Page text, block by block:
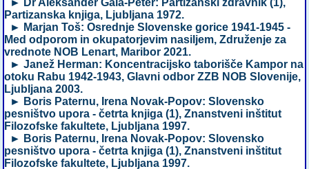
► Dr Aleksander Gala-Peter: Partizanski zdravnik (1),
Partizanska knjiga, Ljubljana 1972.
► Marjan Toš: Osrednje Slovenske gorice 1941-1945 -
Med odporom in okupatorjevim nasiljem, Združenje za
vrednote NOB Lenart, Maribor 2021.
► Janež Herman: Koncentracijsko taborišče Kampor na
otoku Rabu 1942-1943, Glavni odbor ZZB NOB Slovenije,
Ljubljana 2003.
► Boris Paternu, Irena Novak-Popov: Slovensko
pesništvo upora - četrta knjiga (1), Znanstveni inštitut
Filozofske fakultete, Ljubljana 1997.
► Boris Paternu, Irena Novak-Popov: Slovensko
pesništvo upora - četrta knjiga (1), Znanstveni inštitut
Filozofske fakultete, Ljubljana 1997.